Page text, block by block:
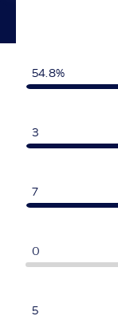
54.8%
3
7
0
5